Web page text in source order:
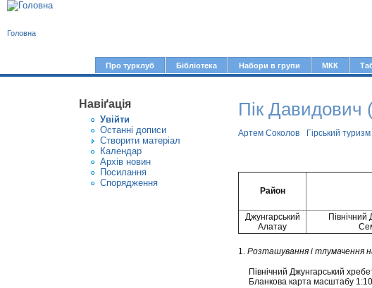
л
о
в
н
Про турклуб Бібліотека Набори в групи МКК
Головна
Навіґація
Увiйти
Останні дописи
Створити матерiал
Календар
Архів новин
Посилання
Спорядження
Пік Давидович
Артем Соколов Гірський туризм
Район
Джунгарський
Алатау
Північний
1. Розташування і тлумачення
Північний Джунгарський
Бланкова карта масштабу